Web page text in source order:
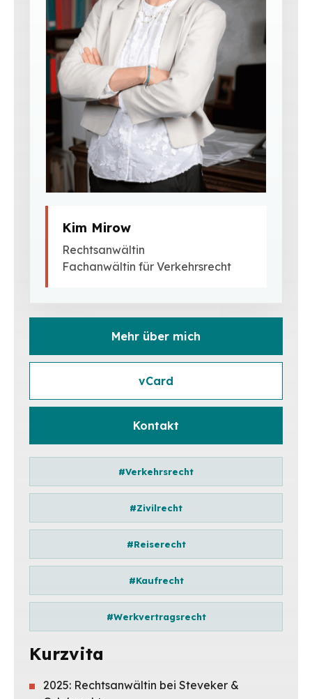
Kim Mirow
Rechtsanwältin
Fachanwältin für Verkehrsrecht
Mehr über mich
vCard
Kontakt
#Verkehrsrecht
#Zivilrecht
#Reiserecht
#Kaufrecht
#Werkvertragsrecht
Kurzvita
2025: Rechtsanwältin bei Steveker &